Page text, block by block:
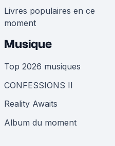
Livres populaires en ce
moment
Musique
Top 2026 musiques
CONFESSIONS II
Reality Awaits
Album du moment